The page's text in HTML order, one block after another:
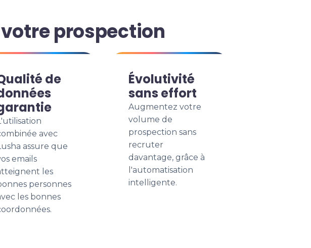
prospection
de
avec
assure que
emails
les
personnes
les bonnes
Évolutivité
sans effort
Augmentez votre
volume de
prospection sans
recruter
davantage, grâce à
l'automatisation
intelligente.